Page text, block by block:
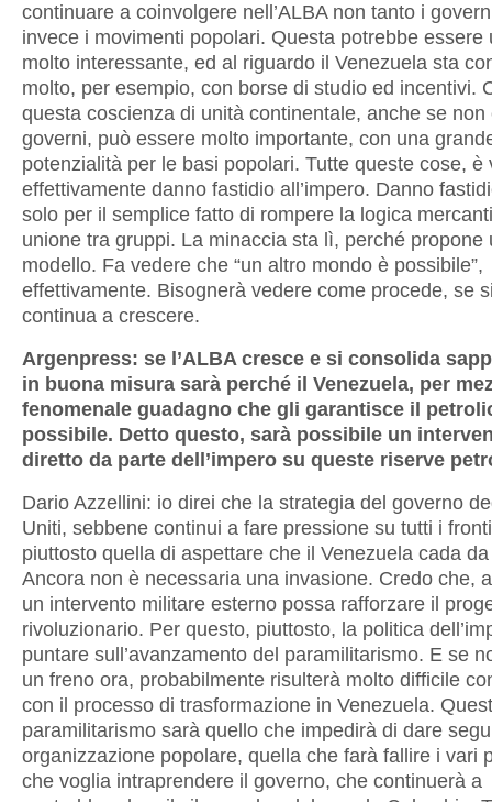
continuare a coinvolgere nell’ALBA non tanto i
invece i movimenti popolari. Questa potrebbe essere
molto interessante, ed al riguardo il Venezuela sta
molto, per esempio, con borse di studio ed incentivi.
questa coscienza di unità continentale, anche se non
governi, può essere molto importante, con una
potenzialità per le basi popolari. Tutte queste cose, è
effettivamente danno fastidio all’impero. Danno
solo per il semplice fatto di rompere la logica
unione tra gruppi. La minaccia sta lì, perché propone
modello. Fa vedere che “un altro mondo è possibile”,
effettivamente. Bisognerà vedere come procede, se
continua a crescere.
Argenpress: se l’ALBA cresce e si consolida
in buona misura sarà perché il Venezuela, per
fenomenale guadagno che gli garantisce il
possibile. Detto questo, sarà possibile un
diretto da parte dell’impero su queste riserve
Dario Azzellini: io direi che la strategia del governo
Uniti, sebbene continui a fare pressione su tutti i
piuttosto quella di aspettare che il Venezuela cada
Ancora non è necessaria una invasione. Credo che,
un intervento militare esterno possa rafforzare il
rivoluzionario. Per questo, piuttosto, la politica
puntare sull’avanzamento del paramilitarismo. E se
un freno ora, probabilmente risulterà molto difficile
con il processo di trasformazione in Venezuela.
paramilitarismo sarà quello che impedirà di dare
organizzazione popolare, quella che farà fallire i vari
che voglia intraprendere il governo, che continuerà a